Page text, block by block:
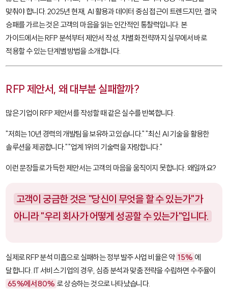
맞춰야 합니다. 2025년 현재, AI 활용과 데이터 중심 접근이 트렌드지만, 결국
승패를 가르는 것은 고객의 마음을 읽는 인간적인 통찰력입니다. 본
가이드에서는 RFP 분석부터 제안서 작성, 차별화 전략까지 실무에서 바로
적용할 수 있는 단계별 방법을 소개합니다.
RFP 제안서, 왜 대부분 실패할까?
많은 기업이 RFP 제안서를 작성할 때 같은 실수를 반복합니다.
"저희는 10년 경력의 개발팀을 보유하고 있습니다." "최신 AI 기술을 활용한
솔루션을 제공합니다." "업계 1위의 기술력을 자랑합니다."
이런 문장들로 가득한 제안서는 고객의 마음을 움직이지 못합니다. 왜일까요?
고객이 궁금한 것은 "당신이 무엇을 할 수 있는가"가
아니라 "우리 회사가 어떻게 성공할 수 있는가"입니다.
실제로 RFP 분석 미흡으로 실패하는 정부 발주 사업 비율은 약 15% 에
달합니다. IT 서비스 기업의 경우, 심층 분석과 맞춤 전략을 수립하면 수주율이
65%에서 80% 로 상승하는 것으로 나타났습니다.